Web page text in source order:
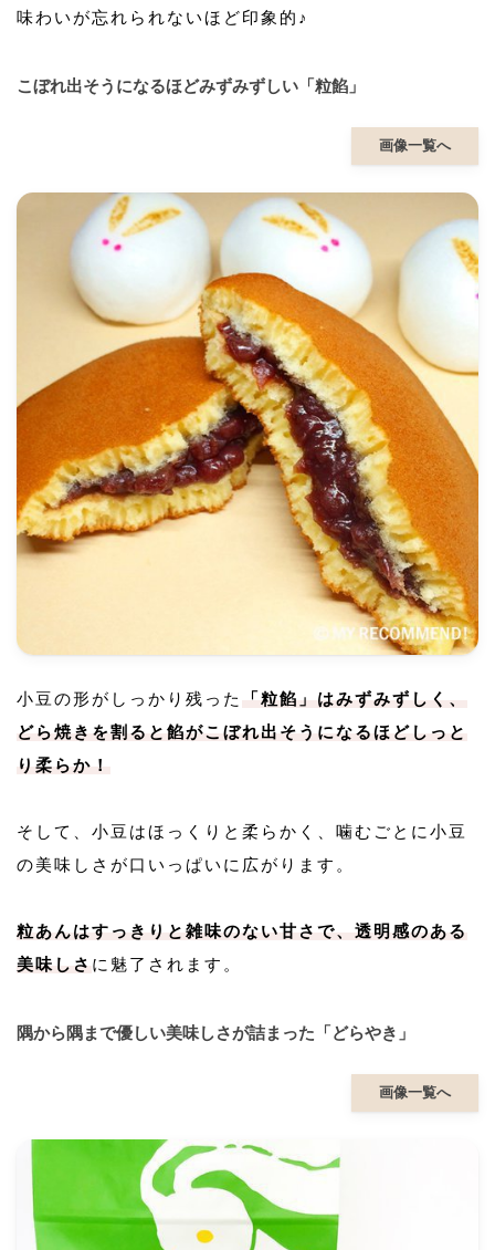
味わいが忘れられないほど印象的♪
こぼれ出そうになるほどみずみずしい「粒餡」
画像一覧へ
小豆の形がしっかり残った
「粒餡」はみずみずしく、
どら焼きを割ると餡がこぼれ出そうになるほどしっと
り柔らか！
そして、小豆はほっくりと柔らかく、噛むごとに小豆
の美味しさが口いっぱいに広がります。
粒あんはすっきりと雑味のない甘さで、透明感のある
美味しさ に魅了されます。
隅から隅まで優しい美味しさが詰まった「どらやき」
画像一覧へ